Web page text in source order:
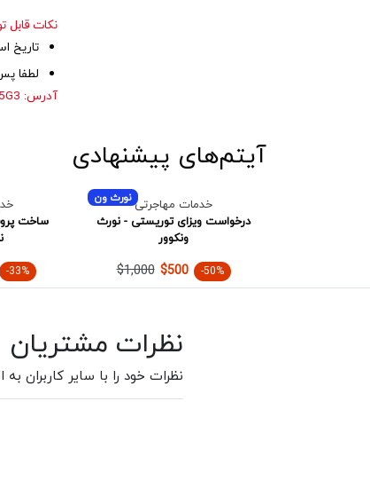
نکات قابل
تاریخ استفاده
لطفا
آدرس:
آیتم‌های پیشنهادی
نورث ونخدمات مهاجرتی
درخواست ویزای توریستی - نورث
ونکوور
$1,000 $500 -50%
ساخت
-33%
نظرات مشتریان
نظرات خود را با سایر کاربران به